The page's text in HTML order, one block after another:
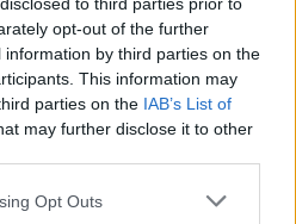
opt-out of the further
by third parties on the
This information may
parties on the IAB’s List of
may further disclose it to other
Opt Outs